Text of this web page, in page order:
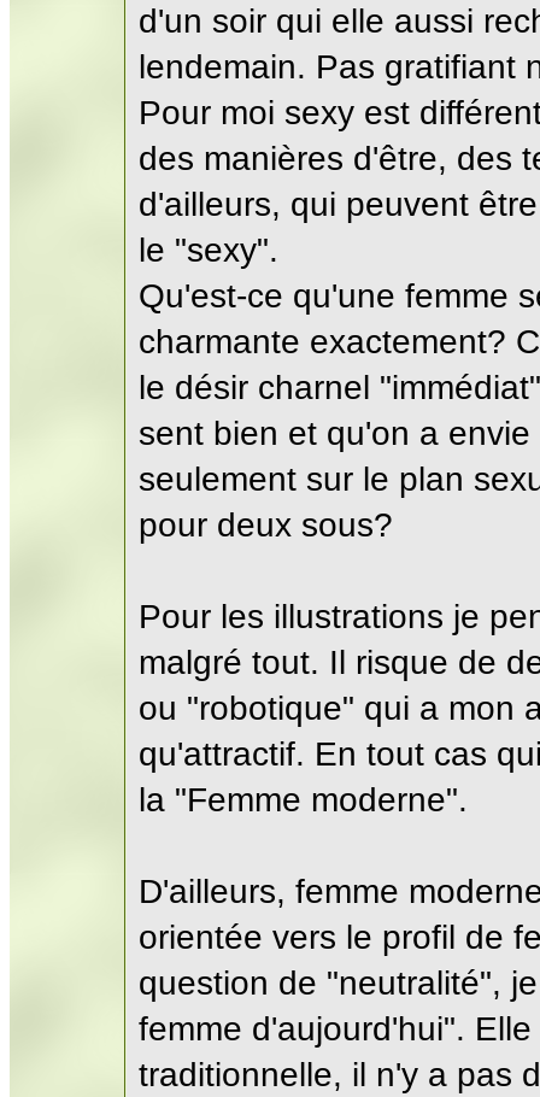
d'un soir qui elle aussi
lendemain. Pas gratifiant
Pour moi sexy est
des manières d'être, des
d'ailleurs, qui peuvent
le "sexy".
Qu'est-ce qu'une femme
charmante exactement?
le désir charnel
sent bien et qu'on a
seulement sur le plan
pour deux sous?
Pour les illustrations je
malgré tout. Il risque de
ou "robotique" qui a mon
qu'attractif. En tout cas
la "Femme moderne".
D'ailleurs, femme
orientée vers le profil de
question de "neutralité",
femme d'aujourd'hui".
traditionnelle, il n'y a pas